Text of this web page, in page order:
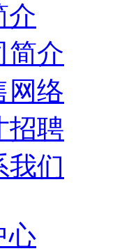
介
简介
网络
招聘
我们
心